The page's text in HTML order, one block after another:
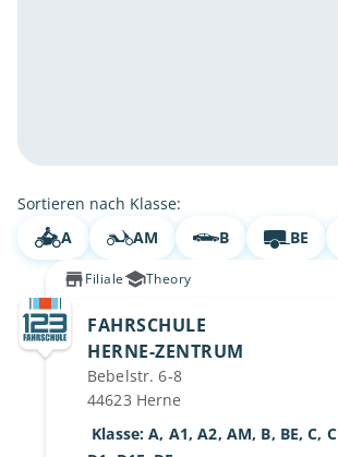
Sortieren nach Klasse:
A
AM B BE
Filiale Theory
FAHRSCHULE
HERNE-ZENTRUM
Bebelstr. 6-8
44623 Herne